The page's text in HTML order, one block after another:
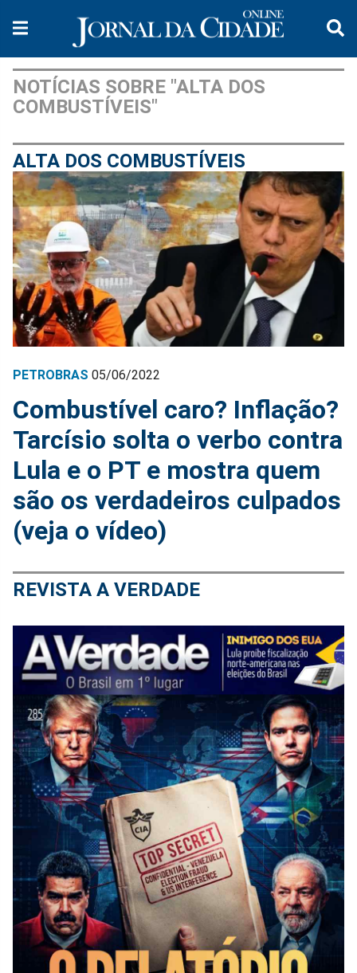
NOTÍCIAS SOBRE "ALTA DOS
COMBUSTÍVEIS"
ALTA DOS COMBUSTÍVEIS
PETROBRAS 05/06/2022
Combustível caro? Inflação?
Tarcísio solta o verbo contra
Lula e o PT e mostra quem
são os verdadeiros culpados
(veja o vídeo)
REVISTA A VERDADE